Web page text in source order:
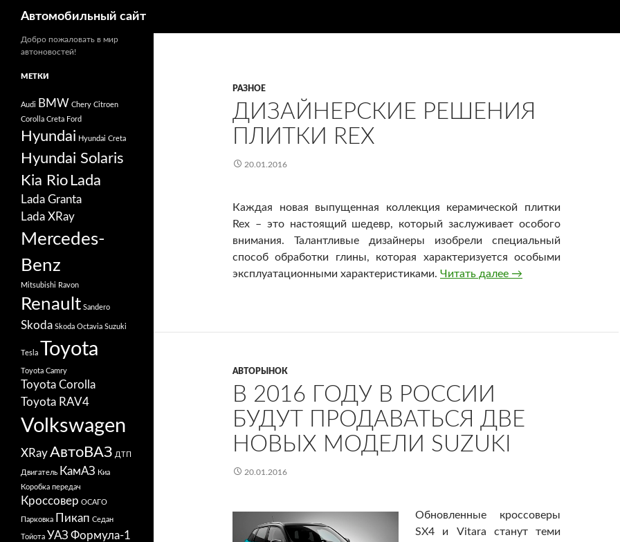
Автомобильный сайт
РАЗНОЕ
ДИЗАЙНЕРСКИЕ РЕШЕНИЯ
ПЛИТКИ REX
20.01.2016
Каждая новая выпущенная коллекция керамической плитки
Rex – это настоящий шедевр, который заслуживает особого
внимания. Талантливые дизайнеры изобрели специальный
способ обработки глины, которая характеризуется особыми
эксплуатационными характеристиками. Читать далее Дизайнерские
→
АВТОРЫНОК
В 2016 ГОДУ В РОССИИ
БУДУТ ПРОДАВАТЬСЯ ДВЕ
НОВЫХ МОДЕЛИ SUZUKI
20.01.2016
Обновленные кроссоверы
SX4 и Vitara станут теми
Добро пожаловать в мир
автоновостей!
МЕТКИ
Audi BMW Chery Citroen
Corolla Creta Ford
Hyundai Hyundai Creta
Hyundai Solaris
Kia Rio Lada
Lada Granta
Lada XRay
Mercedes-
Benz
Mitsubishi Ravon
Renault Sandero
Skoda Skoda Octavia Suzuki
Tesla Toyota
Toyota Camry
Toyota Corolla
Toyota RAV4
Volkswagen
XRayАвтоВАЗ ДТП
Двигатель КамАЗ Киа
Коробка передач
Кроссовер ОСАГО
Парковка Пикап Седан
Тойота УАЗ Формула-1